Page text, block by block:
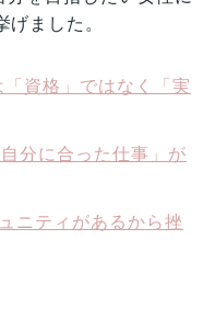
ました。
資格」ではなく「実
分に合った仕事」が
ニティがあるから挫